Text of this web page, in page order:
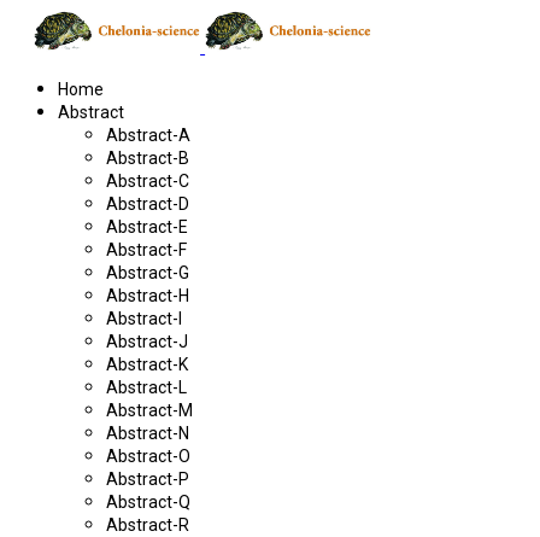
Home
Abstract
Abstract-A
Abstract-B
Abstract-C
Abstract-D
Abstract-E
Abstract-F
Abstract-G
Abstract-H
Abstract-I
Abstract-J
Abstract-K
Abstract-L
Abstract-M
Abstract-N
Abstract-O
Abstract-P
Abstract-Q
Abstract-R